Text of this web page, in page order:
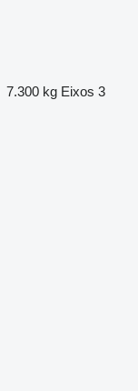
7.300 kg Eixos 3